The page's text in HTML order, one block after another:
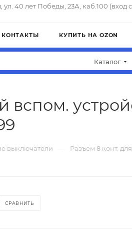
40 лет Победы, 23А, каб.100 (вход
КОНТАКТЫ КУПИТЬ НА OZON
Каталог
вспом.
выключатели — Разъем 8 конт.
СРАВНИТЬ